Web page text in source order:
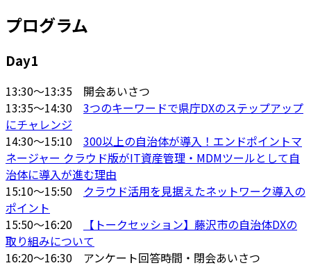
プログラム
Day1
13:30～13:35 開会あいさつ
13:35～14:30 3つのキーワードで県庁DXのステップアップ
にチャレンジ
14:30～15:10 300以上の自治体が導入！エンドポイントマ
ネージャー クラウド版がIT資産管理・MDMツールとして自
治体に導入が進む理由
15:10～15:50 クラウド活用を見据えたネットワーク導入の
ポイント
15:50～16:20
【トークセッション】藤沢市の自治体DXの
取り組みについて
16:20～16:30 アンケート回答時間・閉会あいさつ